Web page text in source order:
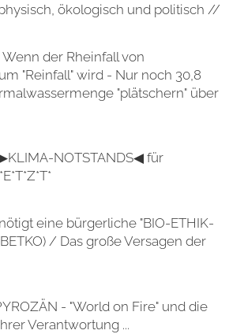
ökologisch und politisch //
Wenn der Rheinfall von
"Reinfall" wird - Nur noch 30,8
"plätschern" über
NOTSTANDS◀ für
eine bürgerliche "BIO-ETHIK-
/ Das große Versagen der
- "World on Fire" und die
Verantwortung ...